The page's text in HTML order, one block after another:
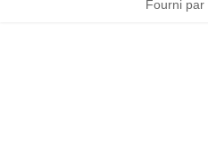
Fourni par